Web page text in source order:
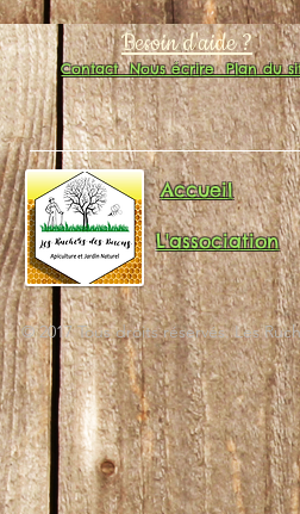
Besoin d'aide ?
ContactNous écrirePlan du
Accueil
L'association
© 2017 Tous droits réservés. Les